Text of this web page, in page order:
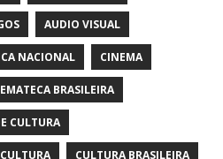
AUDIO VISUAL
NACIONAL CINEMA
BRASILEIRA
CULTURA
CULTURA CULTURA BRASILEIRA